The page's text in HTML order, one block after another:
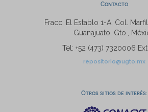
Contacto
Fracc. El Establo 1-A, Col.
Guanajuato, Gto.,
Tel: +52 (473) 7320006
repositorio@ugto.mx
Otros sitios de interés: